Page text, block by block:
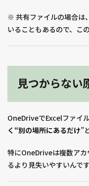
※ 共有ファイルの場合は
いることもあるので、こ
見つからない
OneDriveでExcelファイ
く“別の場所にあるだけ”
特にOneDriveは複数アカ
るより見失いやすいんです